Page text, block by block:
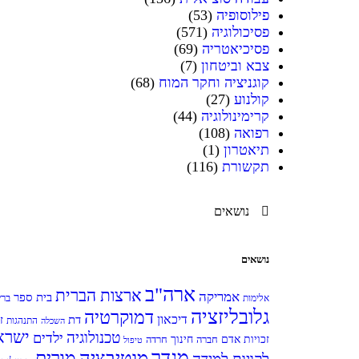
פילוסופיה (53)
פסיכולוגיה (571)
פסיכיאטריה (69)
צבא וביטחון (7)
קוגניציה וחקר המוח (68)
קולנוע (27)
קרימינולוגיה (44)
רפואה (108)
תיאטרון (1)
תקשורת (116)
נושאים
נושאים
אלימות אמריקה ארה"ב ארצות הברית בית ספר
גלובליזציה דיכאון דמוקרטיה דת השכלה התנהגות
זכויות אדם חברה חינוך חרדה טיפול טכנולוגיה ילדים